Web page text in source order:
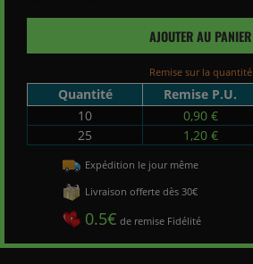
AJOUTER AU PANIER
Remise sur la quantité
Quantité Remise P.U.
10
0,90 €
25
1,20 €
Expédition le jour même
Livraison offerte dès 30€
0.5€ de remise Fidélité